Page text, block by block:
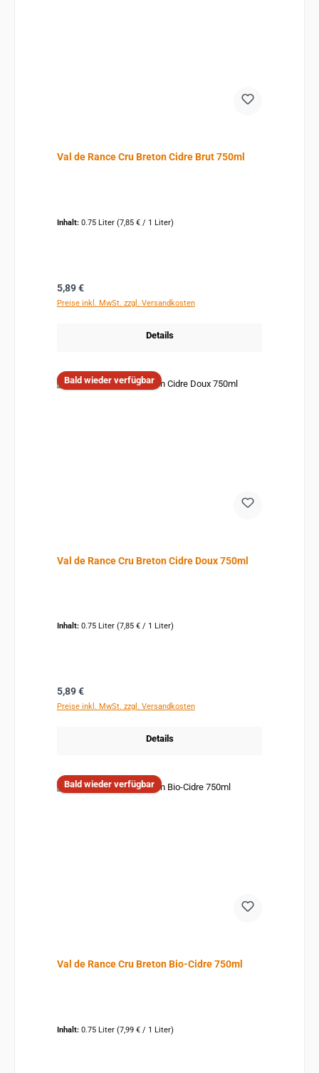
Val de Rance Cru Breton Cidre Brut 750ml
Inhalt: 0.75 Liter (7,85 € / 1 Liter)
Regulärer Preis:
5,89 €
Preise inkl. MwSt. zzgl. Versandkosten
Details
Bald wieder verfügbar
Val de Rance Cru Breton Cidre Doux 750ml
Inhalt: 0.75 Liter (7,85 € / 1 Liter)
Regulärer Preis:
5,89 €
Preise inkl. MwSt. zzgl. Versandkosten
Details
Bald wieder verfügbar
Val de Rance Cru Breton Bio-Cidre 750ml
Inhalt: 0.75 Liter (7,99 € / 1 Liter)